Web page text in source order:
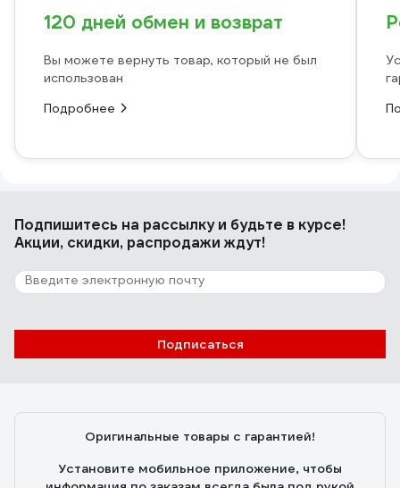
120 дней обмен и возврат
Вы можете вернуть товар, который не был
использован
Подробнее
Подпишитесь на рассылкуи будьте в курсе!
Акции, скидки, распродажи ждут!
Подписаться
Оригинальные товары с гарантией!
Установите мобильное приложение, чтобы